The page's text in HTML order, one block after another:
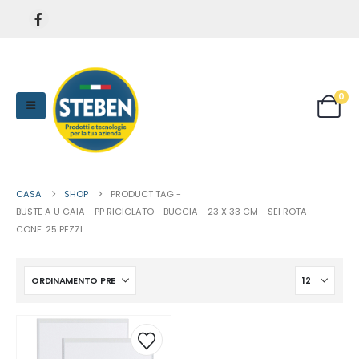
0
CASA SHOP
PRODUCT TAG -
BUSTE A U GAIA - PP RICICLATO - BUCCIA - 23 X 33 CM - SEI ROTA -
CONF. 25 PEZZI